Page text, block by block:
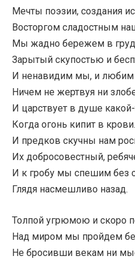
Мечты поэзии, создания
Восторгом сладостным
Мы жадно бережем в
Зарытый скупостью и
И ненавидим мы, и любим
Ничем не жертвуя ни
И царствует в душе
Когда огонь кипит в крови.
И предков скучны нам
Их добросовестный,
И к гробу мы спешим без
Глядя насмешливо назад.
Толпой угрюмою и скоро
Над миром мы пройдем
Не бросивши векам ни